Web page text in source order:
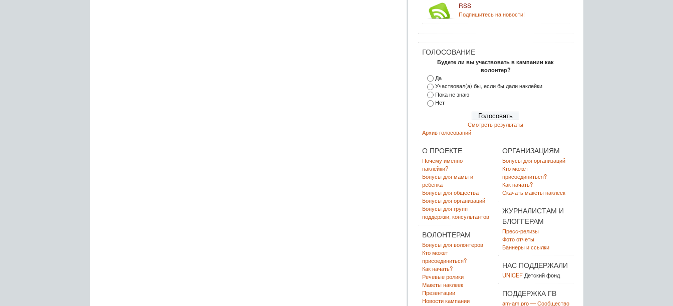
RSS
Подпишитесь на новости!
ГОЛОСОВАНИЕ
Будете ли вы участвовать в кампании как
волонтер?
Да
Участвовал(а) бы, если бы дали наклейки
Пока не знаю
Нет
Смотреть результаты
Архив голосований
О ПРОЕКТЕ
Почему именно
наклейки?
Бонусы для мамы и
ребенка
Бонусы для общества
Бонусы для организаций
Бонусы для групп
поддержки, консультантов
ВОЛОНТЕРАМ
Бонусы для волонтеров
Кто может
присоединиться?
Как начать?
Речевые ролики
Макеты наклеек
Презентации
Новости кампании
ОРГАНИЗАЦИЯМ
Бонусы для организаций
Кто может
присоединиться?
Как начать?
Скачать макеты наклеек
ЖУРНАЛИСТАМ И
БЛОГГЕРАМ
Пресс-релизы
Фото отчеты
Баннеры и ссылки
НАС ПОДДЕРЖАЛИ
UNICEFДетский фонд
ПОДДЕРЖКА ГВ
am-am.pro — Сообщество